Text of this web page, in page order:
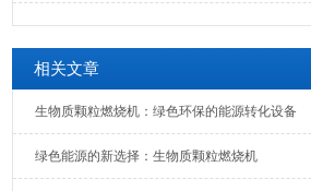
相关文章
生物质颗粒燃烧机：绿色环保的能源转化设备
绿色能源的新选择：生物质颗粒燃烧机